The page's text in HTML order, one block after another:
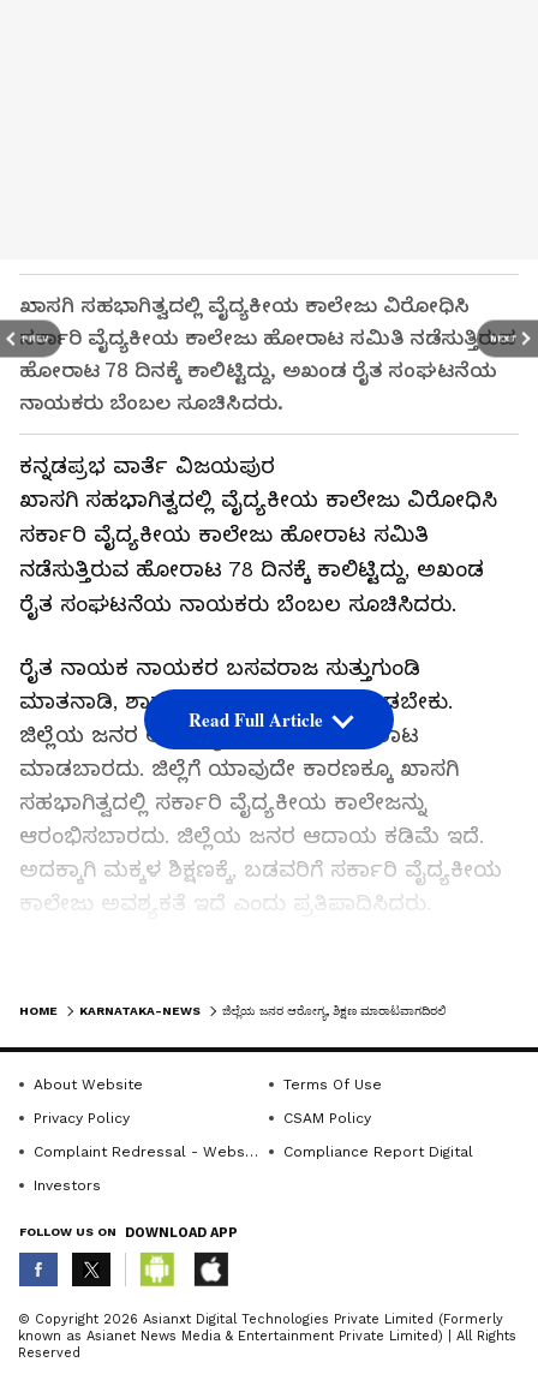
PREV NEXT
ಖಾಸಗಿ ಸಹಭಾಗಿತ್ವದಲ್ಲಿ ವೈದ್ಯಕೀಯ ಕಾಲೇಜು ವಿರೋಧಿಸಿ
ಸರ್ಕಾರಿ ವೈದ್ಯಕೀಯ ಕಾಲೇಜು ಹೋರಾಟ ಸಮಿತಿ ನಡೆಸುತ್ತಿರುವ
ಹೋರಾಟ 78 ದಿನಕ್ಕೆ ಕಾಲಿಟ್ಟಿದ್ದು, ಅಖಂಡ ರೈತ ಸಂಘಟನೆಯ
ನಾಯಕರು ಬೆಂಬಲ ಸೂಚಿಸಿದರು.
ಕನ್ನಡಪ್ರಭ ವಾರ್ತೆ ವಿಜಯಪುರ
ಖಾಸಗಿ ಸಹಭಾಗಿತ್ವದಲ್ಲಿ ವೈದ್ಯಕೀಯ ಕಾಲೇಜು ವಿರೋಧಿಸಿ
ಸರ್ಕಾರಿ ವೈದ್ಯಕೀಯ ಕಾಲೇಜು ಹೋರಾಟ ಸಮಿತಿ
ನಡೆಸುತ್ತಿರುವ ಹೋರಾಟ 78 ದಿನಕ್ಕೆ ಕಾಲಿಟ್ಟಿದ್ದು, ಅಖಂಡ
ರೈತ ಸಂಘಟನೆಯ ನಾಯಕರು ಬೆಂಬಲ ಸೂಚಿಸಿದರು.
ರೈತ ನಾಯಕ ನಾಯಕರ ಬಸವರಾಜ ಸುತ್ತುಗುಂಡಿ
ಮಾತನಾಡಿ, ಶಾಸಕರು ಜಿಲ್ಲೆ ಹಿತಾಸಕ್ತಿ ಕಾಪಾಡಬೇಕು.
ಜಿಲ್ಲೆಯ ಜನರ ಆರೋಗ್ಯ ಮತ್ತು ಶಿಕ್ಷಣ ಮಾರಾಟ
ಮಾಡಬಾರದು. ಜಿಲ್ಲೆಗೆ ಯಾವುದೇ ಕಾರಣಕ್ಕೂ ಖಾಸಗಿ
ಸಹಭಾಗಿತ್ವದಲ್ಲಿ ಸರ್ಕಾರಿ ವೈದ್ಯಕೀಯ ಕಾಲೇಜನ್ನು
ಆರಂಭಿಸಬಾರದು. ಜಿಲ್ಲೆಯ ಜನರ ಆದಾಯ ಕಡಿಮೆ ಇದೆ.
ಅದಕ್ಕಾಗಿ ಮಕ್ಕಳ ಶಿಕ್ಷಣಕ್ಕೆ, ಬಡವರಿಗೆ ಸರ್ಕಾರಿ ವೈದ್ಯಕೀಯ
ಕಾಲೇಜು ಅವಶ್ಯಕತೆ ಇದೆ ಎಂದು ಪ್ರತಿಪಾದಿಸಿದರು.
ಸುಸಜ್ಜಿತ ಜಾಗವನ್ನು ಹೊಂದಿರುವ ನಮ್ಮ ಜಿಲ್ಲೆಗೆ ಸರ್ಕಾರ
ಬಡ ಮಕ್ಕಳ ಶಿಕ್ಷಣಕ್ಕಾಗಿ ವೈದ್ಯಕೀಯ ಕಾಲೇಜು
ಆರಂಭಿಸಬೇಕು. ಒಂದುವೇಳೆ ಜಿಲ್ಲೆಯ ಶಾಸಕರು ಮತ್ತು
ಆರಂಭಿಸಬೇಕು ಎಂದು ಒತ್ತಾಯಿಸಿದರು.
ಹೋರಾಟ ಸಮಿತಿಯ ಅರವಿಂದ ಕುಲಕರ್ಣಿ, ಅಕ್ರಂ
ಮಾಷಳಕರ, ಸಿದ್ಧಲಿಂಗ ಬಾಗೇವಾಡಿ, ಸುರೇಶ ಬಿಜಾಪುರ,
Read Full Article
ABOUT THE AUTHOR
K KannadaprabhaNewsNetwork
HOME KARNATAKA-NEWS ಜಿಲ್ಲೆಯ ಜನರ ಆರೋಗ್ಯ, ಶಿಕ್ಷಣ ಮಾರಾಟವಾಗದಿರಲಿ
About Website
Terms Of Use
Privacy Policy
CSAM Policy
Complaint Redressal - Website
Compliance Report Digital
Investors
FOLLOW US ON DOWNLOAD APP
© Copyright 2026 Asianxt Digital Technologies Private Limited (Formerly
known as Asianet News Media & Entertainment Private Limited) | All Rights
Reserved